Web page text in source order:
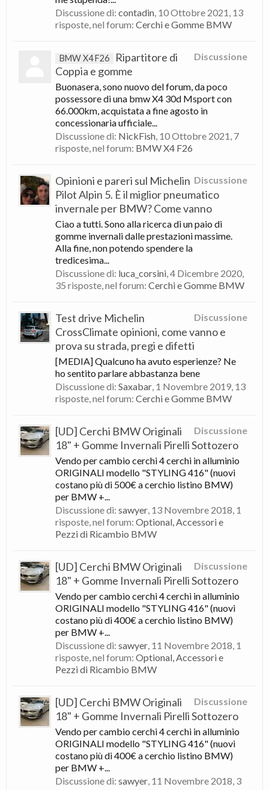
Discussione di: contadin, 10 Ottobre 2021, 13
risposte, nel forum: Cerchi e Gomme BMW
Discussione
BMW X4 F26
Ripartitore di
Coppia e gomme
Buonasera, sono nuovo del forum, da poco
possessore di una bmw X4 30d Msport con
66.000km, acquistata a fine agosto in
concessionaria ufficiale...
Discussione di: NickFish, 10 Ottobre 2021, 7
risposte, nel forum: BMW X4 F26
Discussione
Opinioni e pareri sul Michelin
Pilot Alpin 5. È il miglior pneumatico
invernale per BMW? Come vanno
Ciao a tutti. Sono alla ricerca di un paio di
gomme invernali dalle prestazioni massime.
Alla fine, non potendo spendere la
tredicesima...
Discussione di: luca_corsini,4 Dicembre 2020,
35 risposte, nel forum: Cerchi e Gomme BMW
Discussione
Test drive Michelin
CrossClimate opinioni, come vanno e
prova su strada, pregi e difetti
[MEDIA] Qualcuno ha avuto esperienze? Ne
ho sentito parlare abbastanza bene
Discussione di: Saxabar, 1 Novembre 2019, 13
risposte, nel forum: Cerchi e Gomme BMW
Discussione
[UD] Cerchi BMW Originali
18" + Gomme Invernali Pirelli Sottozero
Vendo per cambio cerchi 4 cerchi in alluminio
ORIGINALI modello "STYLING 416" (nuovi
costano più di 500€ a cerchio listino BMW)
per BMW +...
Discussione di: sawyer, 13 Novembre 2018, 1
risposte, nel forum: Optional, Accessori e
Pezzi di Ricambio BMW
Discussione
[UD] Cerchi BMW Originali
18" + Gomme Invernali Pirelli Sottozero
Vendo per cambio cerchi 4 cerchi in alluminio
ORIGINALI modello "STYLING 416" (nuovi
costano più di 400€ a cerchio listino BMW)
per BMW +...
Discussione di: sawyer, 11 Novembre 2018, 1
risposte, nel forum: Optional, Accessori e
Pezzi di Ricambio BMW
Discussione
[UD] Cerchi BMW Originali
18" + Gomme Invernali Pirelli Sottozero
Vendo per cambio cerchi 4 cerchi in alluminio
ORIGINALI modello "STYLING 416" (nuovi
costano più di 400€ a cerchio listino BMW)
per BMW +...
Discussione di: sawyer, 11 Novembre 2018, 3